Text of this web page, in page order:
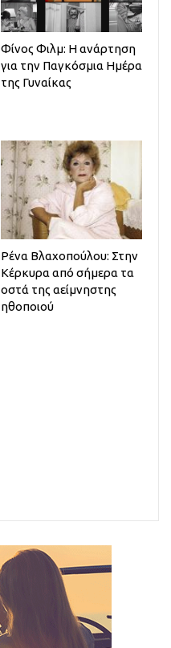
Φίνος Φιλμ: Η ανάρτηση
για την Παγκόσμια Ημέρα
της Γυναίκας
Ρένα Βλαχοπούλου: Στην
Κέρκυρα από σήμερα τα
οστά της αείμνηστης
ηθοποιού